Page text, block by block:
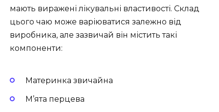
мають виражені лікувальні властивості. Склад
цього чаю може варіюватися залежно від
виробника, але зазвичай він містить такі
компоненти:
Материнка звичайна
М’ята перцева